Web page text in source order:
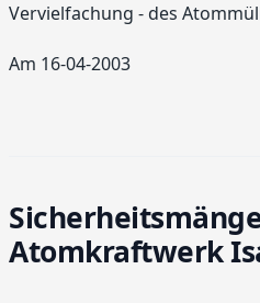
Vervielfachung - des
Am 16-04-2003
Atomkraftwerk